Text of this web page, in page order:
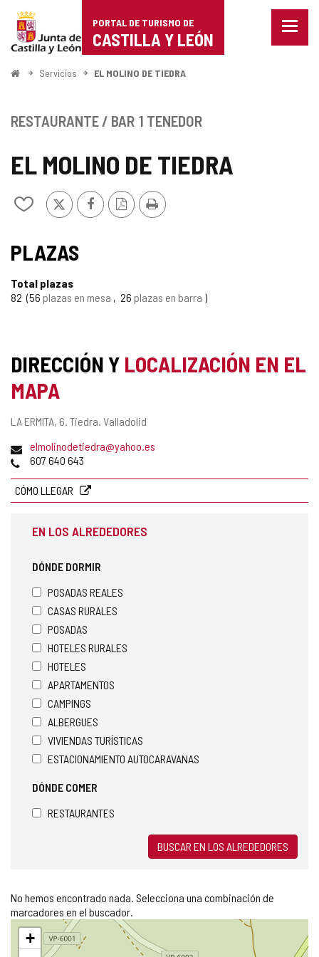
Portal
de
Turismo
Castilla
León
PORTAL DE TURISMO DE
CASTILLA Y LEÓN
Menu
InicioServicios EL MOLINO DE TIEDRA
EL MOLINO DE TIEDRA
Añadir/quitar
cuadernos
X FacebookVersión
PDF
Imprimir
RESTAURANTE / BAR 1 TENEDOR
PLAZAS
Total plazas
82 56 plazas en mesa 26 plazas en barra
DIRECCIÓN Y LOCALIZACIÓN EN EL
MAPA
Dirección
LA ERMITA, 6. Tiedra. Valladolid
Dirección
de
electrónico
elmolinodetiedra@yahoo.es
Teléfonos
607 640 643
CÓMO LLEGAR
EN LOS ALREDEDORES
DÓNDE DORMIR
POSADAS REALES
CASAS RURALES
POSADAS
HOTELES RURALES
HOTELES
APARTAMENTOS
CAMPINGS
ALBERGUES
VIVIENDAS TURÍSTICAS
ESTACIONAMIENTO AUTOCARAVANAS
DÓNDE COMER
RESTAURANTES
BUSCAR EN LOS ALREDEDORES
No hemos encontrado nada. Selecciona una combinación de
marcadores en el buscador.
Saltar
mapa
+